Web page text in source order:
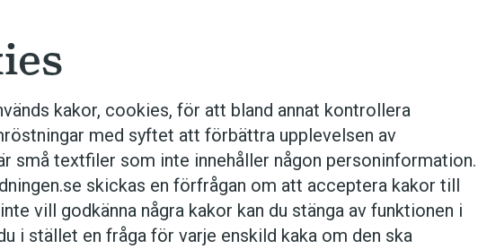
Språkfrågor
Skrivtips
Bokrecensioner
Kviss
kakor, cookies, för att bland annat kontrollera
med syftet att förbättra upplevelsen av
små textfiler som inte innehåller någon personinformation.
skickas en förfrågan om att acceptera kakor till
vill godkänna några kakor kan du stänga av funktionen i
i stället en fråga för varje enskild kaka om den ska